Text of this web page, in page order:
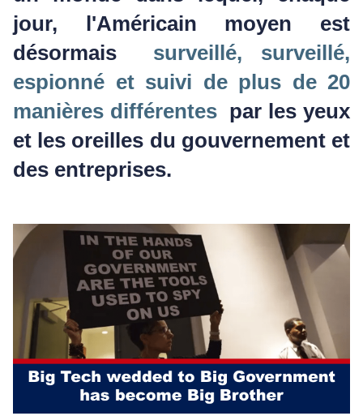
jour, l'Américain moyen est
désormais surveillé, surveillé,
espionné et suivi de plus de 20
manières différentespar les yeux
et les oreilles du gouvernement et
des entreprises.